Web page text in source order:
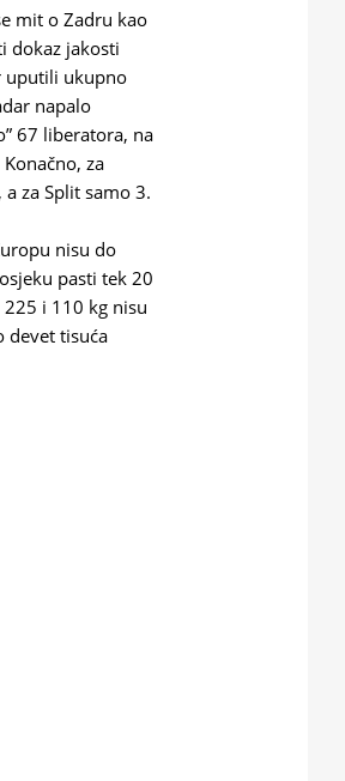
mit o Zadru kao
dokaz jakosti
uputili ukupno
napalo
67 liberatora, na
za
za Split samo 3.
nisu do
pasti tek 20
i 110 kg nisu
devet tisuća